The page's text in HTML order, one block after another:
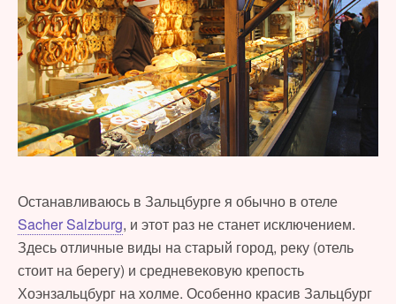
Останавливаюсь в Зальцбурге я обычно в отеле
Sacher Salzburg, и этот раз не станет исключением.
Здесь отличные виды на старый город, реку (отель
стоит на берегу) и средневековую крепость
Хоэнзальцбург на холме. Особенно красив Зальцбург